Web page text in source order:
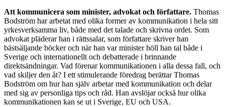
Att kommunicera som minister, advokat och författare. Thomas
Bodström har arbetat med olika former av kommunikation i hela sitt
yrkesverksamma liv, både med det talade och skrivna ordet. Som
advokat pläderar han i rättssalar, som författare skriver han
bästsäljande böcker och när han var minister höll han tal både i
Sverige och internationellt och debatterade i brinnande
direktsändningar. Vad förenar kommunikationen i alla dessa fall, och
vad skiljer den åt? I ett stimulerande föredrag berättar Thomas
Bodström om hur han själv arbetar med kommunikation och delar
med sig av personliga tips och råd. Han avslöjar också hur olika
kommunikationen kan se ut i Sverige, EU och USA.